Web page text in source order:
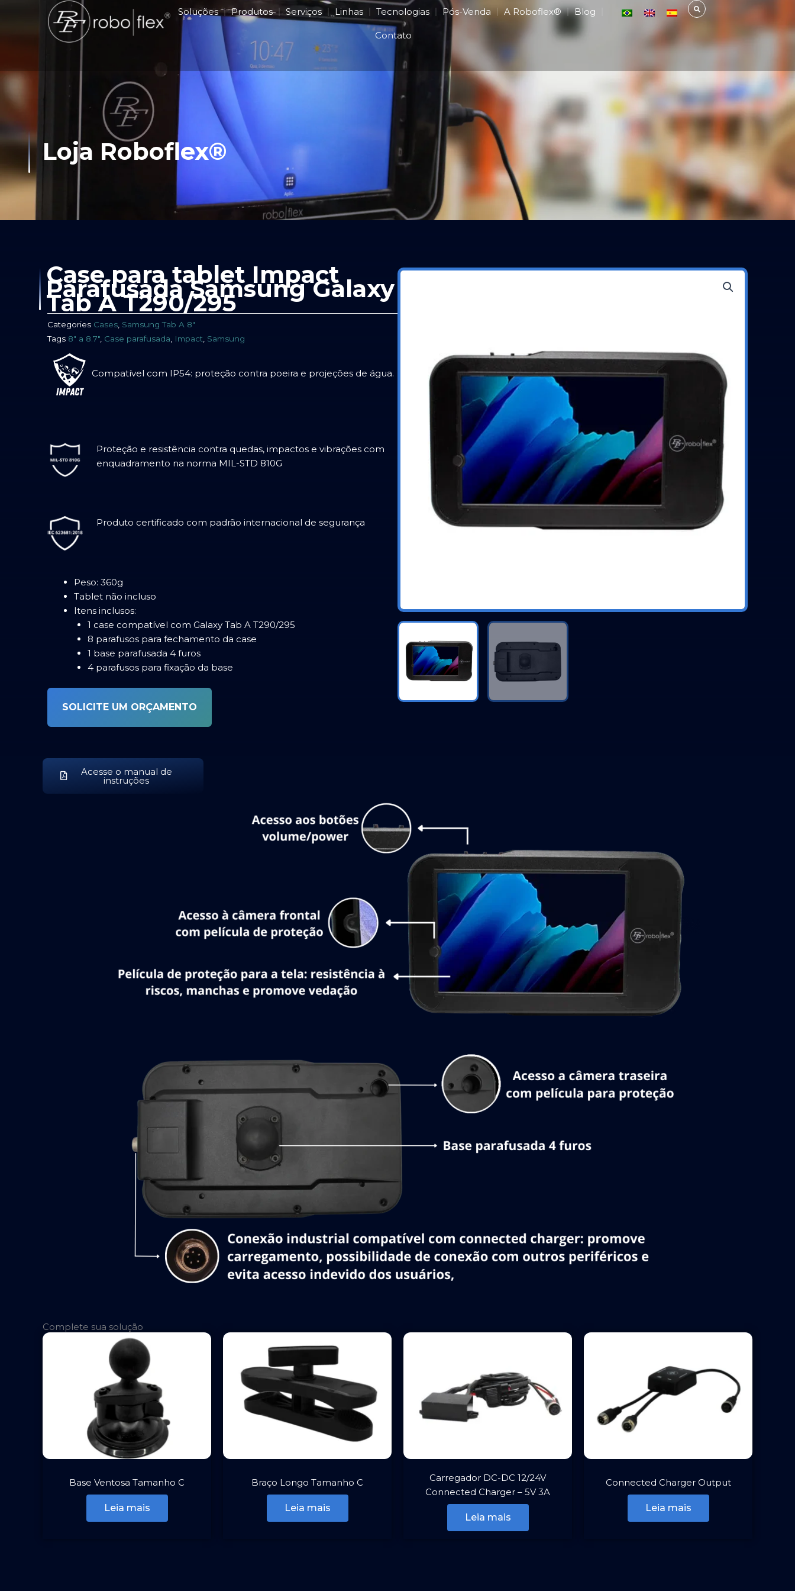
Soluções Produtos Serviços Linhas Tecnologias Pós-Venda A Roboflex® Blog
Contato
Loja Roboflex®
Case para tablet Impact
Parafusada Samsung Galaxy
Tab A T290/295
Categories Cases, Samsung Tab A 8"
Tags 8" a 8.7", Case parafusada, Impact, Samsung
Compatível com IP54: proteção contra poeira e projeções de água.
Proteção e resistência contra quedas, impactos e vibrações com
enquadramento na norma MIL-STD 810G
Produto certificado com padrão internacional de segurança
Peso: 360g
Tablet não incluso
Itens inclusos:
1 case compatível com Galaxy Tab A T290/295
8 parafusos para fechamento da case
1 base parafusada 4 furos
4 parafusos para fixação da base
SOLICITE UM ORÇAMENTO
Acesse o manual de
instruções
Complete sua solução
Base Ventosa Tamanho C
Leia mais
Braço Longo Tamanho C
Leia mais
Carregador DC-DC 12/24V
Connected Charger – 5V 3A
Leia mais
Connected Charger Output
Leia mais